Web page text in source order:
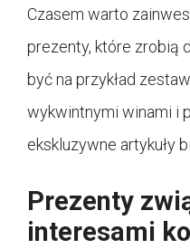
Czasem warto
prezenty, które zrobią
być na przykład
wykwintnymi winami i
ekskluzywne artykuły
Prezenty
interesami